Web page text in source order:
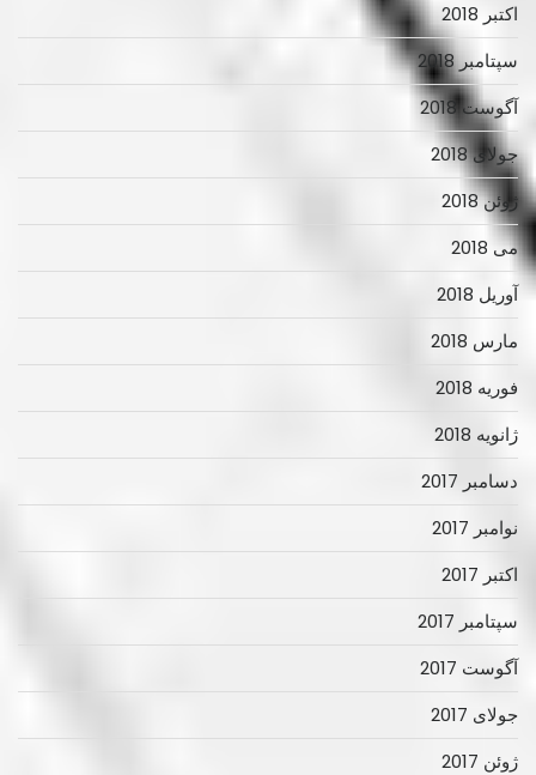
اکتبر 2018
سپتامبر 2018
آگوست 2018
جولای 2018
ژوئن 2018
می 2018
آوریل 2018
مارس 2018
فوریه 2018
ژانویه 2018
دسامبر 2017
نوامبر 2017
اکتبر 2017
سپتامبر 2017
آگوست 2017
جولای 2017
ژوئن 2017